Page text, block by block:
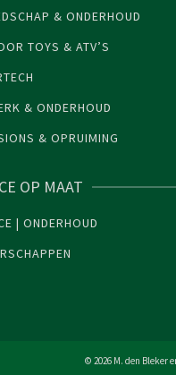
& ONDERHOUD
TOYS & ATV’S
& ONDERHOUD
& OPRUIMING
OP MAAT
| ONDERHOUD
© 2026 M. den Bleker